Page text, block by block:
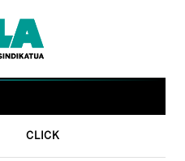
CLICK